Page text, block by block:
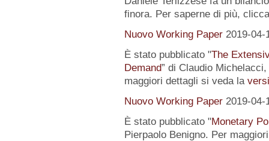
finora. Per saperne di più,
Nuovo Working Paper 2019-04-
È stato pubblicato "The
Demand” di Claudio
maggiori dettagli si veda la
Nuovo Working Paper 2019-04-
È stato pubblicato "Monetary
Pierpaolo Benigno. Per